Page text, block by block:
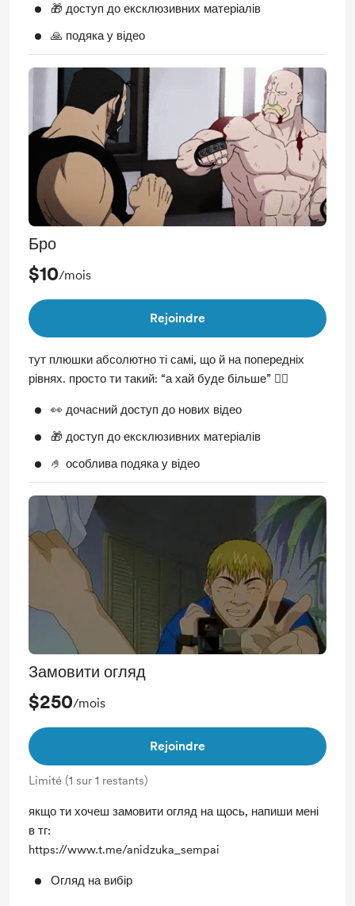
🎁 доступ до ексклюзивних матеріалів
🙏 подяка у відео
Бро
$10/mois
Rejoindre
тут плюшки абсолютно ті самі, що й на попередніх
рівнях. просто ти такий: “а хай буде більше” 🤷‍♂️
👀 дочасний доступ до нових відео
🎁 доступ до ексклюзивних матеріалів
🤌 особлива подяка у відео
Замовити огляд
$250/mois
Rejoindre
Limité (1 sur 1 restants)
якщо ти хочеш замовити огляд на щось, напиши мені
в тг:
https://www.t.me/anidzuka_sempai
Огляд на вибір